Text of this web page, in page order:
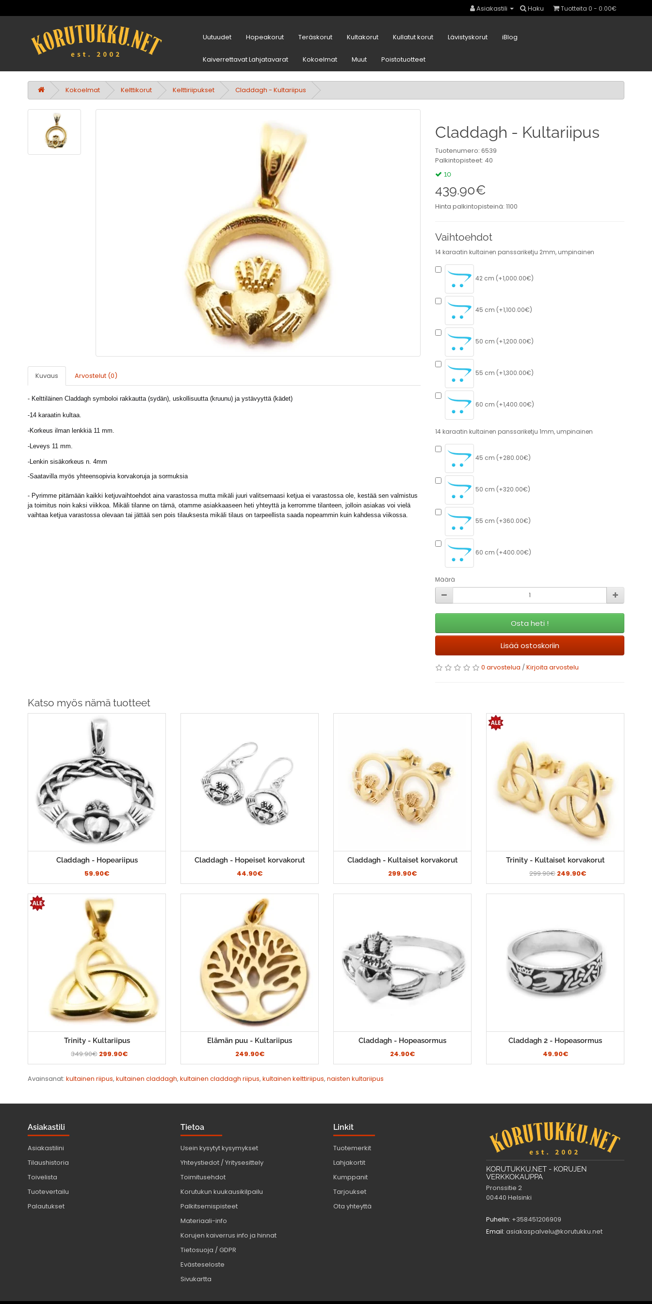
Asiakastili Haku Tuotteita 0 - 0.00€
Uutuudet Hopeakorut Teräskorut Kultakorut Kullatut korut Lävistyskorut iBlog
Kaiverrettavat Lahjatavarat Kokoelmat Muut Poistotuotteet
Kokoelmat Kelttikorut Kelttiriipukset Claddagh - Kultariipus
Kuvaus Arvostelut (0)
- Kelttiläinen Claddagh symboloi rakkautta (sydän), uskollisuutta (kruunu) ja ystävyyttä (kädet)
-14 karaatin kultaa.
-Korkeus ilman lenkkiä 11 mm.
-Leveys 11 mm.
-Lenkin sisäkorkeus n. 4mm
-Saatavilla myös yhteensopivia korvakoruja ja sormuksia
- Pyrimme pitämään kaikki ketjuvaihtoehdot aina varastossa mutta mikäli juuri valitsemaasi ketjua ei varastossa ole, kestää sen valmistus
ja toimitus noin kaksi viikkoa. Mikäli tilanne on tämä, otamme asiakkaaseen heti yhteyttä ja kerromme tilanteen, jolloin asiakas voi vielä
vaihtaa ketjua varastossa olevaan tai jättää sen pois tilauksesta mikäli tilaus on tarpeellista saada nopeammin kuin kahdessa viikossa.
Claddagh - Kultariipus
Tuotenumero: 6539
Palkintopisteet: 40
10
439.90€
Hinta palkintopisteinä: 1100
Vaihtoehdot
14 karaatin kultainen panssariketju 2mm, umpinainen
42 cm (+1,000.00€)
45 cm (+1,100.00€)
50 cm (+1,200.00€)
55 cm (+1,300.00€)
60 cm (+1,400.00€)
14 karaatin kultainen panssariketju 1mm, umpinainen
45 cm (+280.00€)
50 cm (+320.00€)
55 cm (+360.00€)
60 cm (+400.00€)
Määrä
Osta heti !
Lisää ostoskoriin
0 arvostelua / Kirjoita arvostelu
Katso myös nämä tuotteet
Claddagh - Hopeariipus
59.90€
Claddagh - Hopeiset korvakorut
44.90€
Claddagh - Kultaiset korvakorut
299.90€
Trinity - Kultaiset korvakorut
299.90€ 249.90€
Trinity - Kultariipus
349.90€ 299.90€
Elämän puu - Kultariipus
249.90€
Claddagh - Hopeasormus
24.90€
Claddagh 2 - Hopeasormus
49.90€
Avainsanat: kultainen riipus, kultainen claddagh, kultainen claddagh riipus, kultainen kelttiriipus, naisten kultariipus
Asiakastili
Asiakastilini
Tilaushistoria
Toivelista
Tuotevertailu
Palautukset
Tietoa
Usein kysytyt kysymykset
Yhteystiedot / Yritysesittely
Toimitusehdot
Korutukun kuukausikilpailu
Palkitsemispisteet
Materiaali-info
Korujen kaiverrus info ja hinnat
Tietosuoja / GDPR
Evästeseloste
Sivukartta
Linkit
Tuotemerkit
Lahjakortit
Kumppanit
Tarjoukset
Ota yhteyttä
KORUTUKKU.NET - KORUJEN
VERKKOKAUPPA
Pronssitie 2
00440 Helsinki
Puhelin: +358451206909
Email: asiakaspalvelu@korutukku.net